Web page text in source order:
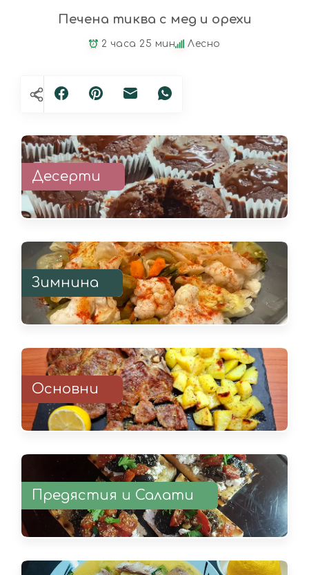
Печена тиква с мед и орехи
2 часа 25 мин Лесно
Десерти
Зимнина
Основни
Предястия и Салати